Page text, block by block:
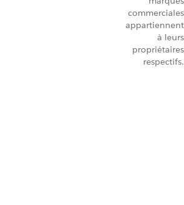
commerciales
appartiennent
à leurs
propriétaires
respectifs.